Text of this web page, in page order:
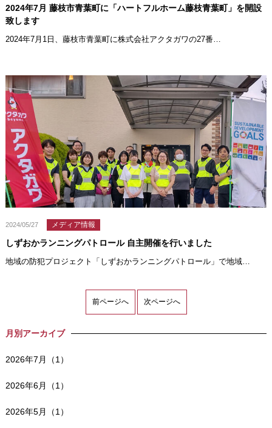
2024年7月 藤枝市青葉町に「ハートフルホーム藤枝青葉町」を開設
致します
2024年7月1日、藤枝市青葉町に株式会社アクタガワの27番…
2024/05/27 メディア情報
しずおかランニングパトロール 自主開催を行いました
地域の防犯プロジェクト「しずおかランニングパトロール」で地域…
前ページへ 次ページへ
月別アーカイブ
2026年7月（1）
2026年6月（1）
2026年5月（1）